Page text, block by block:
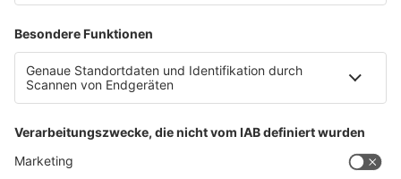
Funnels einfach und schnell
TAT0165 – 3 Tipps für dein Low Budget
Marketing
TAT0164 – mit diesen Tools hast du deine
Onlinemarketing Zahlen im Griff
TAT0163 – Attributionsmodelle: so misst du den
Erfolg deiner Onlinekampagnen
TAT0162 So kommst du an Content der zu